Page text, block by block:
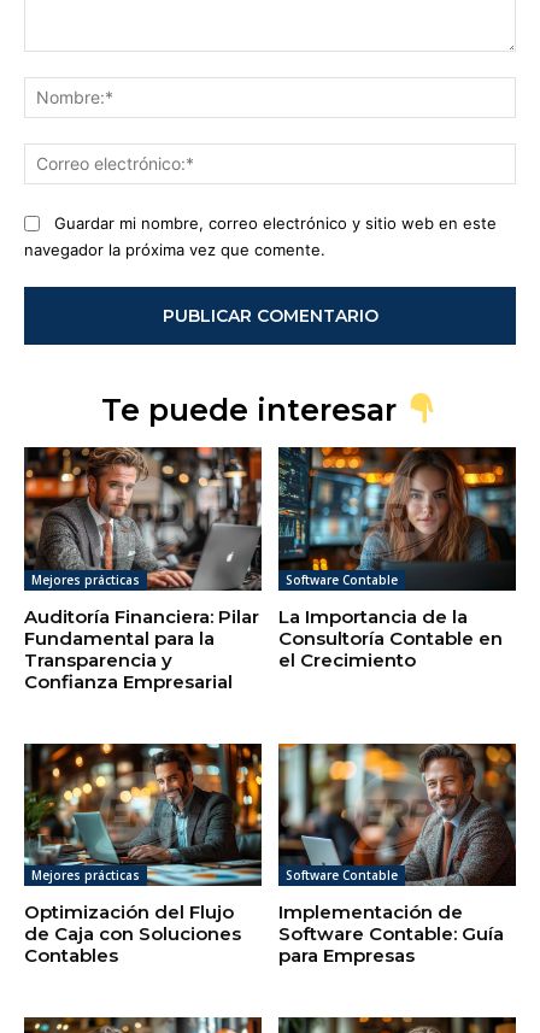
Guardar mi nombre, correo electrónico y sitio web en este
navegador la próxima vez que comente.
Te puede interesar
Mejores prácticas
Auditoría Financiera: Pilar
Fundamental para la
Transparencia y
Confianza Empresarial
Software Contable
La Importancia de la
Consultoría Contable en
el Crecimiento
Mejores prácticas
Optimización del Flujo
de Caja con Soluciones
Contables
Software Contable
Implementación de
Software Contable: Guía
para Empresas